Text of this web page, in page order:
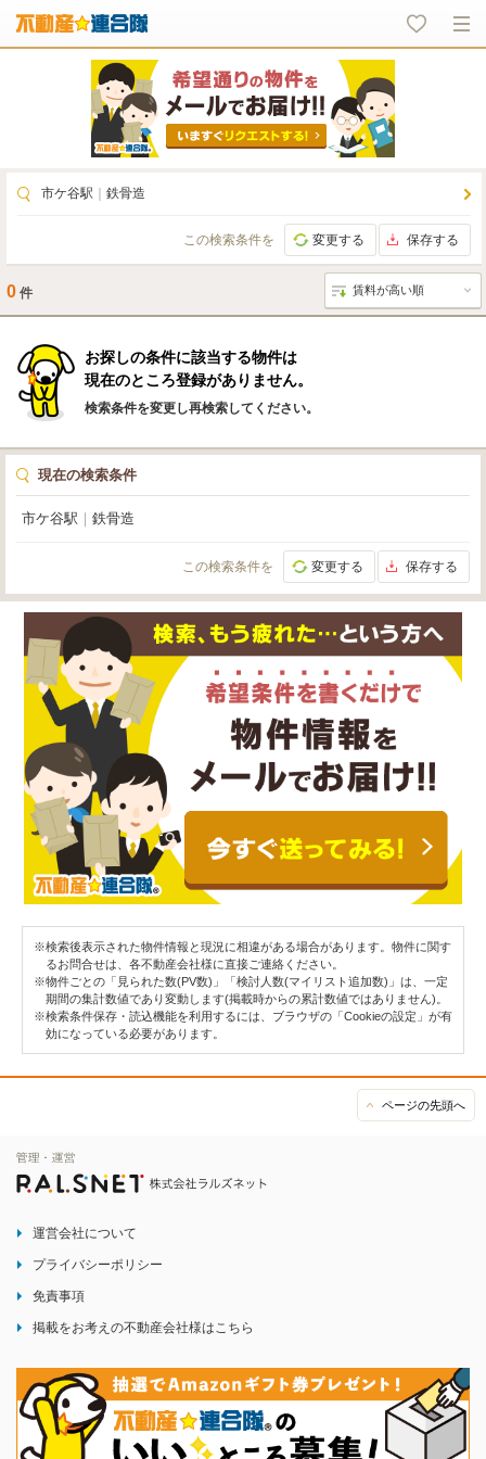
市ケ谷駅 鉄骨造
この検索条件を 変更する 保存する
0 件
お探しの条件に該当する物件は
現在のところ登録がありません。
検索条件を変更し再検索してください。
現在の検索条件
市ケ谷駅 鉄骨造
この検索条件を 変更する 保存する
※検索後表示された物件情報と現況に相違がある場合があります。物件に関す
るお問合せは、各不動産会社様に直接ご連絡ください。
※物件ごとの「見られた数(PV数)」「検討人数(マイリスト追加数)」は、一定
期間の集計数値であり変動します(掲載時からの累計数値ではありません)。
※検索条件保存・読込機能を利用するには、ブラウザの「Cookieの設定」が有
効になっている必要があります。
ページの先頭へ
運営会社について
プライバシーポリシー
免責事項
掲載をお考えの不動産会社様はこちら